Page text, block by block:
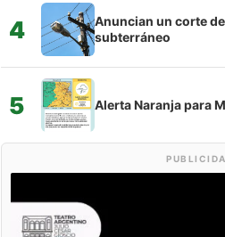
4
Anuncian un corte
subterráneo
5 Alerta Naranja para